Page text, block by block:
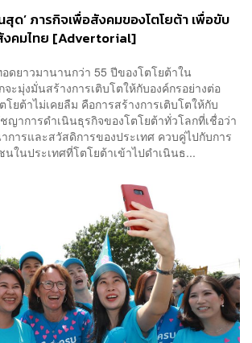
สุด’ ภารกิจเพื่อสังคมของโตโยต้า เพื่อขับ
งคมไทย [Advertorial]
ดยาวมานานกว่า 55 ปีของโตโยต้าใน
ะมุ่งมั่นสร้างการเติบโตให้กับองค์กรอย่างต่อ
โยต้าไม่เคยลืม คือการสร้างการเติบโตให้กับ
ญาการดำเนินธุรกิจของโตโยต้าทั่วโลกที่เชื่อว่า
การและสวัสดิการของประเทศ ควบคู่ไปกับการ
ในประเทศที่โตโยต้าเข้าไปดำเนินธ...